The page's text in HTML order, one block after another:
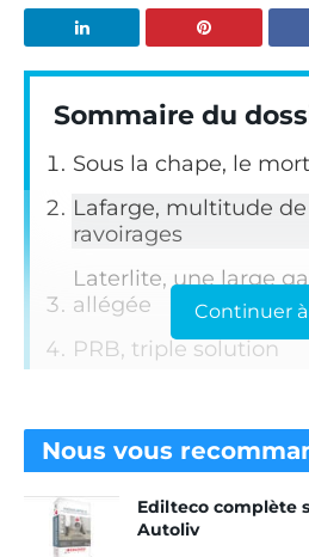
Sommaire du
Sous la chape, le
Lafarge, multitude de
ravoirages
Laterlite, une large
allégée
PRB, triple solution
Master Builders
s’adapte à chaque
Saint-Gobain Weber,
Continuer
Nous vous
Edilteco complète
Autoliv